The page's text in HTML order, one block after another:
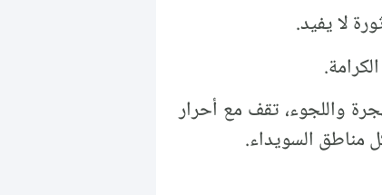
لا يفيد.
واللجوء، تقف مع أحرار
مناطق السويداء.